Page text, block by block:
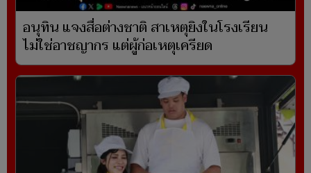
อนุทิน แจงสื่อต่างชาติ สาเหตุยิงในโรงเรียน
ไม่ใช่อาชญากร แต่ผู้ก่อเหตุเครียด